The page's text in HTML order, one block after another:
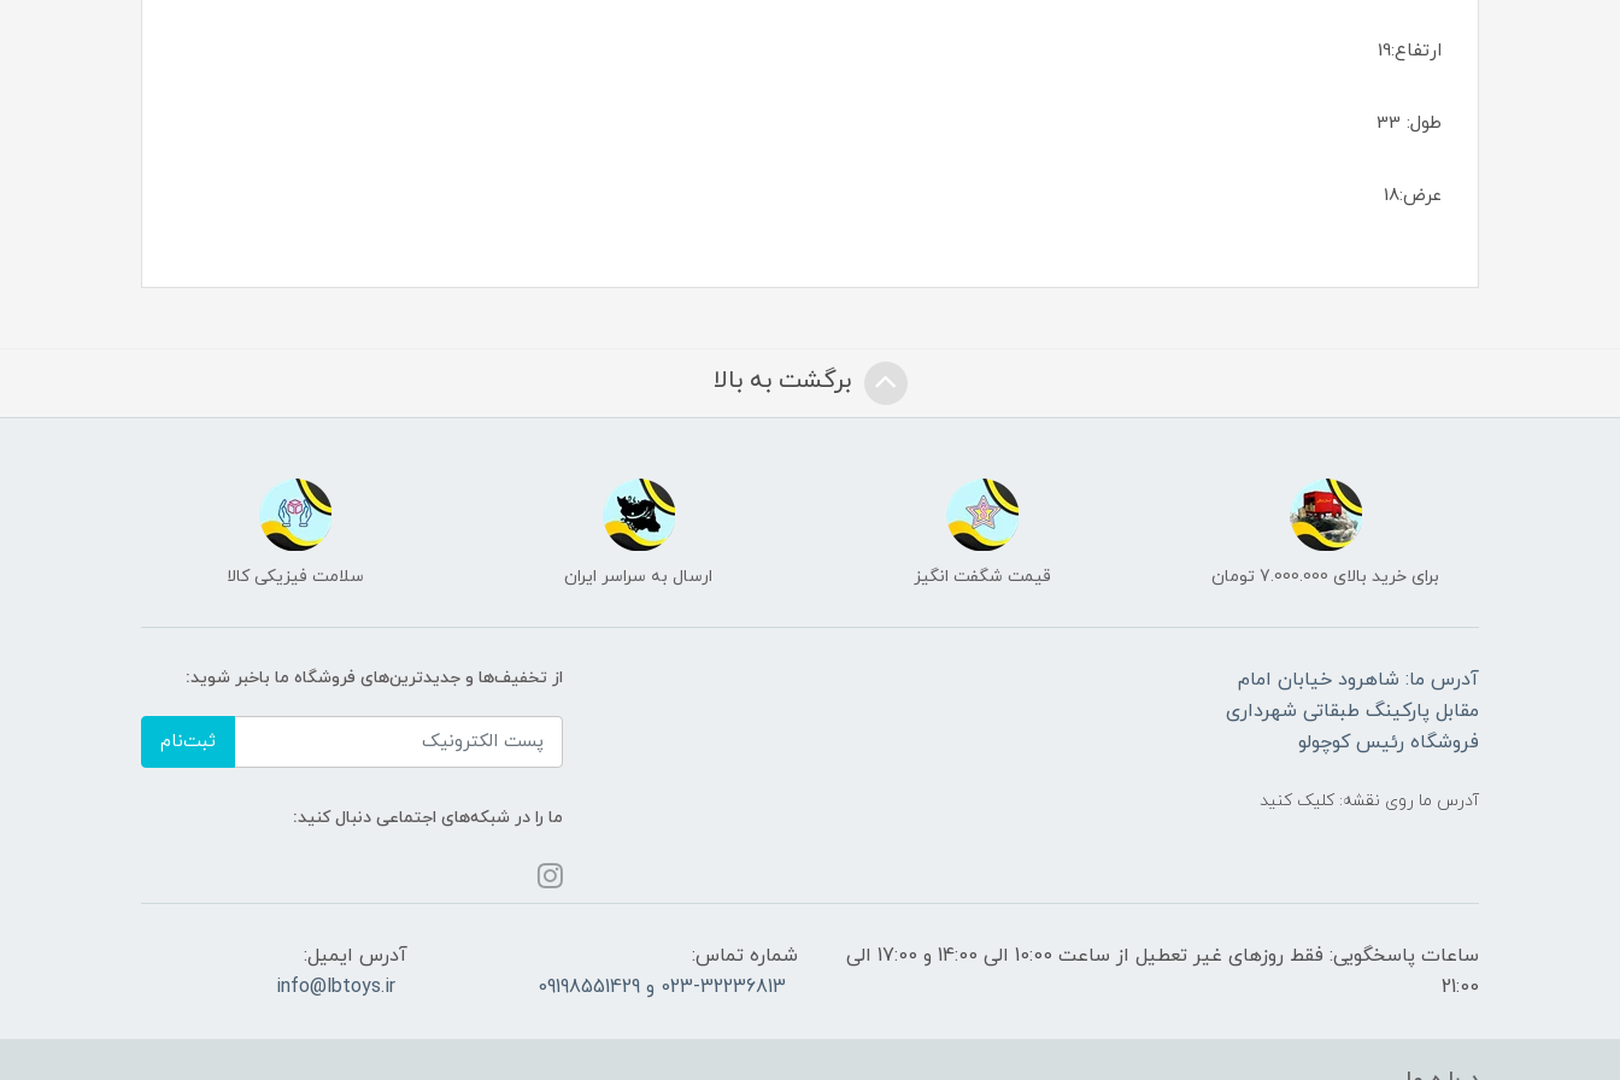
ارتفاع:19
طول: 33
عرض:18
برگشت به بالا
برای خرید بالای 7.000.000 تومان قیمت شگفت انگیز ارسال به سراسر ایران سلامت فیزیکی کالا
آدرس ما: شاهرود خیابان امام
مقابل پارکینگ طبقاتی شهرداری
فروشگاه رئیس کوچولو
آدرس ما روی نقشه: کلیک کنید
از تخفیف‌ها و جدیدترین‌های فروشگاه ما باخبر شوید:
ثبت‌نام
ما را در شبکه‌های اجتماعی دنبال کنید:
ساعات پاسخگویی: فقط روزهای غیر تعطیل از ساعت 10:00 الی 14:00 و 17:00 الی
21:00
شماره تماس:
023-32236813 و 09198551429
آدرس ایمیل:
info@lbtoys.ir